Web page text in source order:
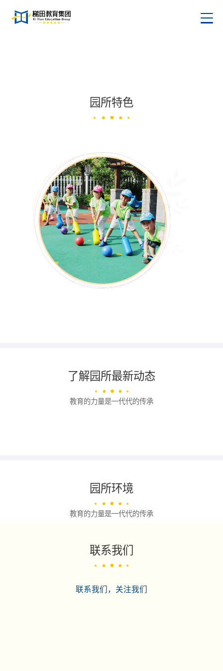
园所特色
了解园所最新动态
教育的力量是一代代的传承
园所环境
教育的力量是一代代的传承
联系我们
联系我们，关注我们